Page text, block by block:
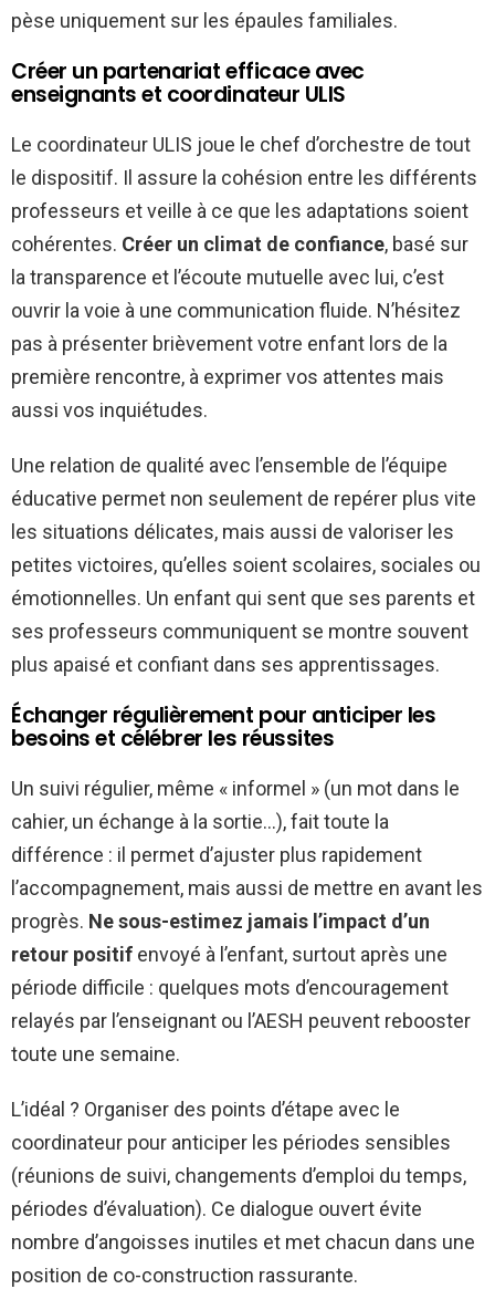
pèse uniquement sur les épaules familiales.
Créer un partenariat efficace avec
enseignants et coordinateur ULIS
Le coordinateur ULIS joue le chef d’orchestre de tout
le dispositif. Il assure la cohésion entre les différents
professeurs et veille à ce que les adaptations soient
cohérentes. Créer un climat de confiance, basé sur
la transparence et l’écoute mutuelle avec lui, c’est
ouvrir la voie à une communication fluide. N’hésitez
pas à présenter brièvement votre enfant lors de la
première rencontre, à exprimer vos attentes mais
aussi vos inquiétudes.
Une relation de qualité avec l’ensemble de l’équipe
éducative permet non seulement de repérer plus vite
les situations délicates, mais aussi de valoriser les
petites victoires, qu’elles soient scolaires, sociales ou
émotionnelles. Un enfant qui sent que ses parents et
ses professeurs communiquent se montre souvent
plus apaisé et confiant dans ses apprentissages.
Échanger régulièrement pour anticiper les
besoins et célébrer les réussites
Un suivi régulier, même « informel » (un mot dans le
cahier, un échange à la sortie…), fait toute la
différence : il permet d’ajuster plus rapidement
l’accompagnement, mais aussi de mettre en avant les
progrès. Ne sous-estimez jamais l’impact d’un
retour positif envoyé à l’enfant, surtout après une
période difficile : quelques mots d’encouragement
relayés par l’enseignant ou l’AESH peuvent rebooster
toute une semaine.
L’idéal ? Organiser des points d’étape avec le
coordinateur pour anticiper les périodes sensibles
(réunions de suivi, changements d’emploi du temps,
périodes d’évaluation). Ce dialogue ouvert évite
nombre d’angoisses inutiles et met chacun dans une
position de co-construction rassurante.